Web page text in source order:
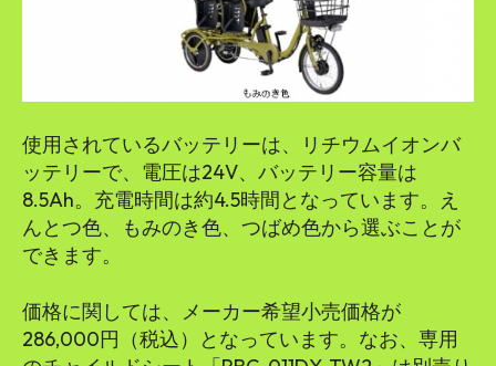
使用されているバッテリーは、リチウムイオンバ
ッテリーで、電圧は24V、バッテリー容量は
8.5Ah。充電時間は約4.5時間となっています。え
んとつ色、もみのき色、つばめ色から選ぶことが
できます。
価格に関しては、メーカー希望小売価格が
286,000円（税込）となっています。なお、専用